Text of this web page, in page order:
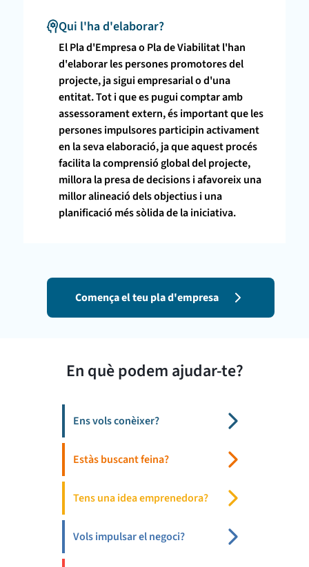
Qui l'ha d'elaborar?
El Pla d'Empresa o Pla de Viabilitat l'han
d'elaborar les persones promotores del
projecte, ja sigui empresarial o d'una
entitat. Tot i que es pugui comptar amb
assessorament extern, és important que les
persones impulsores participin activament
en la seva elaboració, ja que aquest procés
facilita la comprensió global del projecte,
millora la presa de decisions i afavoreix una
millor alineació dels objectius i una
planificació més sòlida de la iniciativa.
Comença el teu pla d'empresa
En què podem ajudar-te?
Ens vols conèixer?
Estàs buscant feina?
Tens una idea emprenedora?
Vols impulsar el negoci?